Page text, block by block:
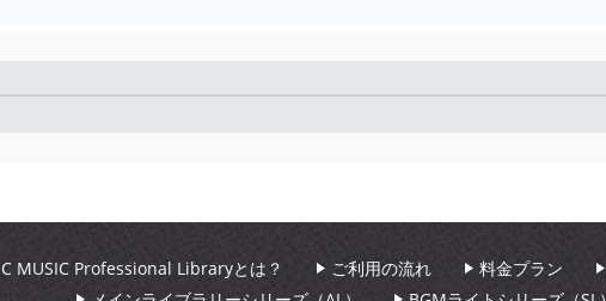
C MUSIC Professional Libraryとは？ ご利用の流れ 料金プラン